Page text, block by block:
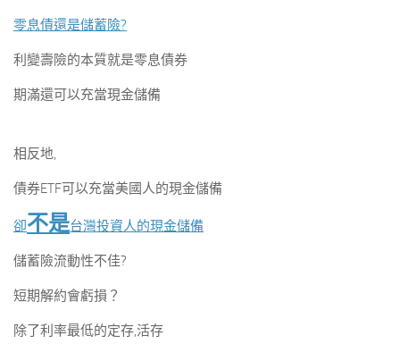
零息債還是儲蓄險?
利變壽險的本質就是零息債券
期滿還可以充當現金儲備
相反地,
債券ETF可以充當美國人的現金儲備
卻不是台灣投資人的現金儲備
儲蓄險流動性不佳?
短期解約會虧損？
除了利率最低的定存,活存